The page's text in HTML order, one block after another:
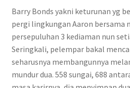
Barry Bonds yakni keturunan yg
pergi lingkungan Aaron bersama
persepuluhan 3 kediaman nun
Seringkali, pelempar bakal
seharusnya membangunnya
mundur dua. 558 sungai, 688